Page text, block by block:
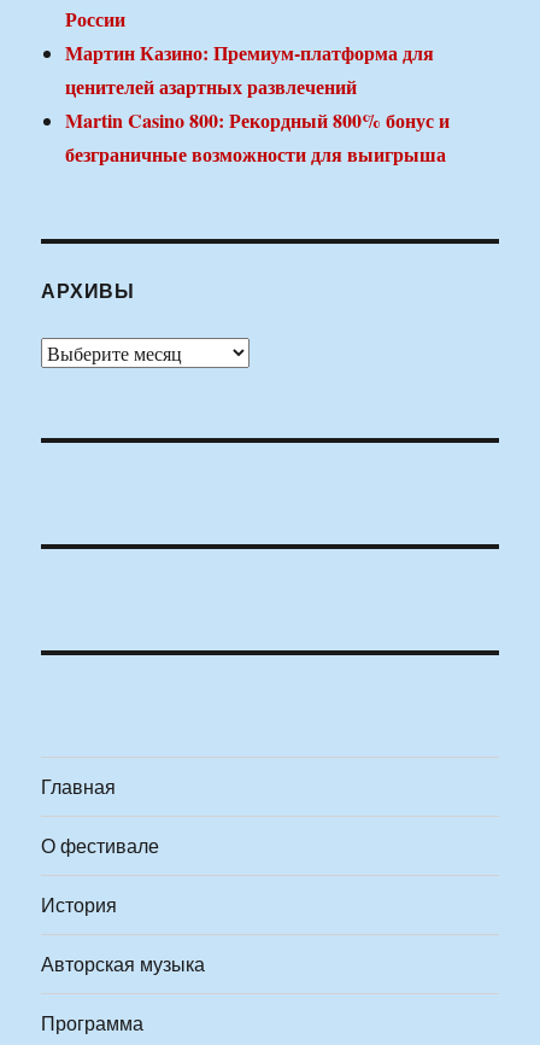
России
Мартин Казино: Премиум-платформа для
ценителей азартных развлечений
Martin Casino 800: Рекордный 800% бонус и
безграничные возможности для выигрыша
АРХИВЫ
Архивы
Главная
О фестивале
История
Авторская музыка
Программа